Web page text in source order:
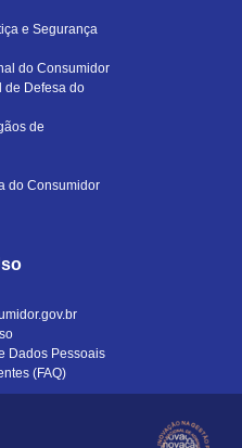
e Segurança
do Consumidor
de Defesa do
de
do Consumidor
Dados Pessoais
(FAQ)